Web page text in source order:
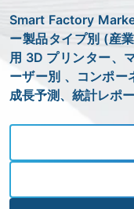
Smart Factory
ー製品タイプ別 (産
用 3D プリンター、
ーザー別 、コンポー
成長予測、統計レ